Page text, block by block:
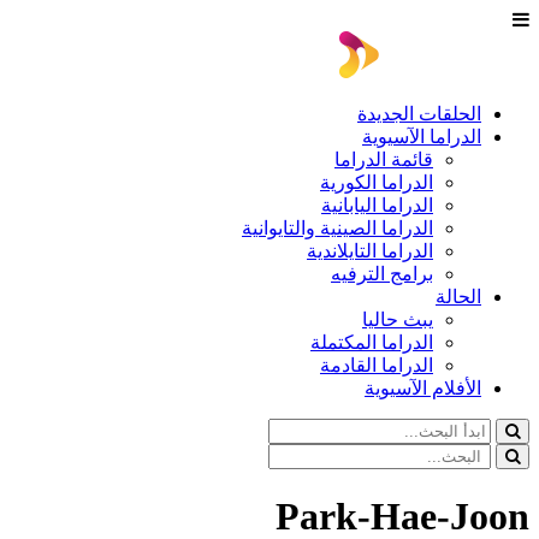
الحلقات الجديدة
الدراما الآسيوية
قائمة الدراما
الدراما الكورية
الدراما اليابانية
الدراما الصينية والتايوانية
الدراما التايلاندية
برامج الترفيه
الحالة
يبث حاليا
الدراما المكتملة
الدراما القادمة
الأفلام الآسيوية
Park-Hae-Joon